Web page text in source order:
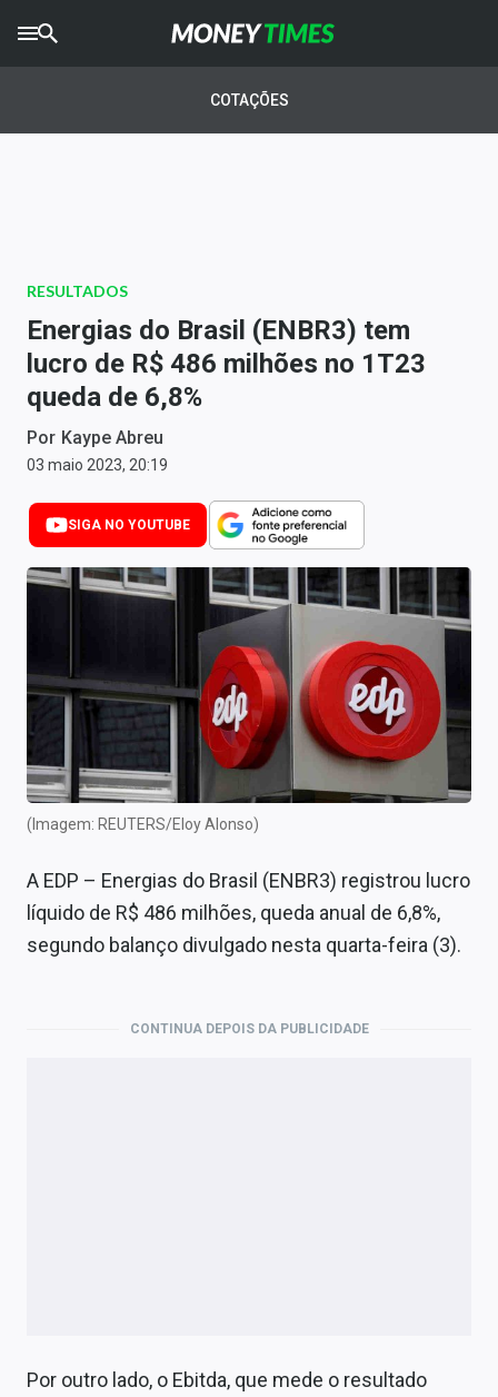
AGROTIMES
Newsletters
Money Trader
Anuncie
Últimas Notícias
Newsletters
Cotações
Central de Dividendos
Central de Fundos Imobiliários
Central dos IPOs
Finanças Pessoais
Mercados
COTAÇÕES
RESULTADOS
Energias do Brasil (ENBR3) tem
lucro de R$ 486 milhões no 1T23
queda de 6,8%
Por Kaype Abreu
03 maio 2023, 20:19
SIGA NO YOUTUBE
(Imagem: REUTERS/Eloy Alonso)
A EDP – Energias do Brasil (ENBR3) registrou lucro
líquido de R$ 486 milhões, queda anual de 6,8%,
segundo balanço divulgado nesta quarta-feira (3).
CONTINUA DEPOIS DA PUBLICIDADE
Por outro lado, o Ebitda, que mede o resultado